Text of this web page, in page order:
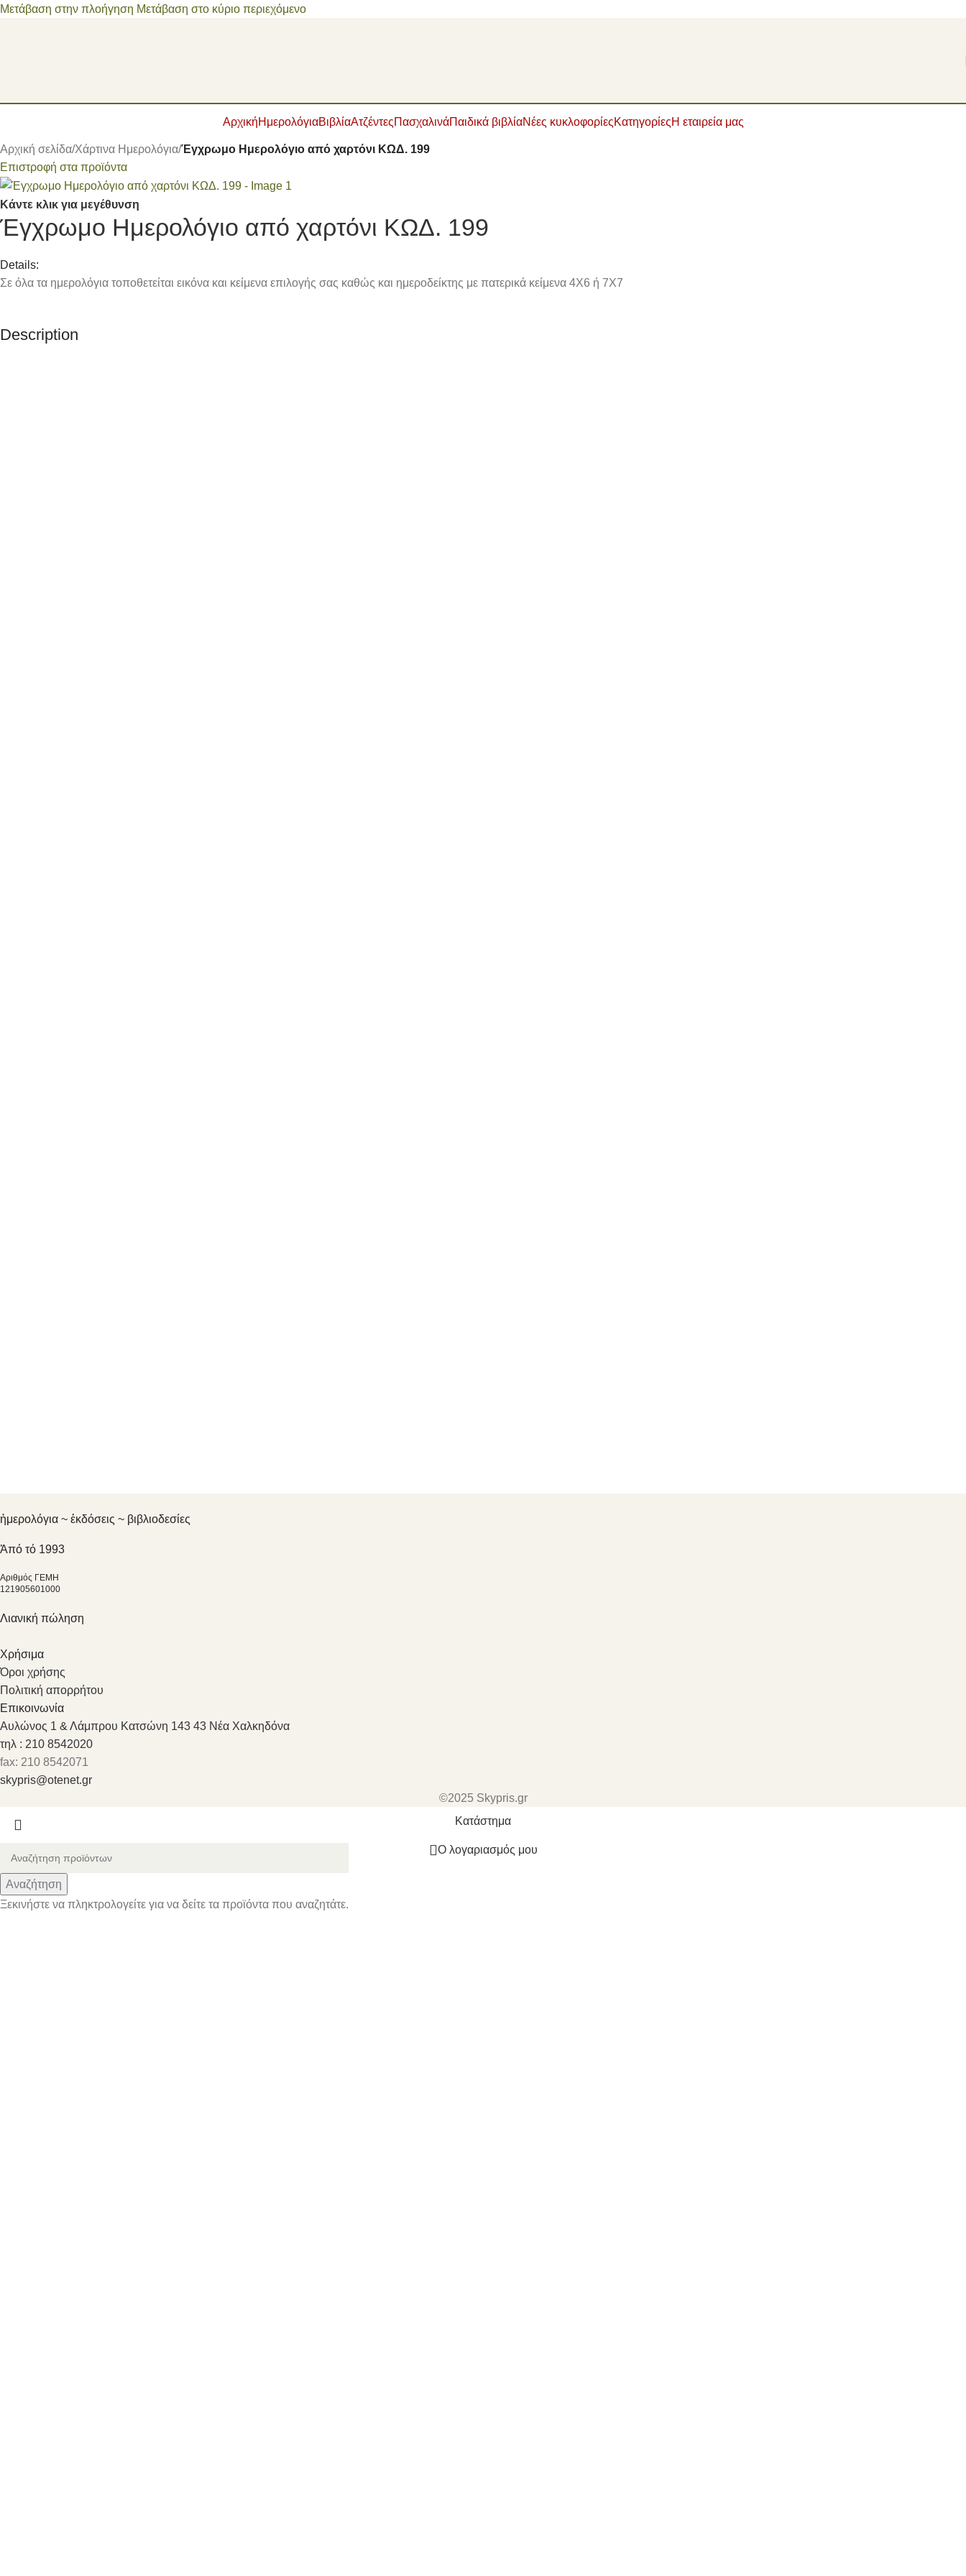
Μετάβαση στην πλοήγηση Μετάβαση στο κύριο περιεχόμενο
ΑρχικήΗμερολόγιαΒιβλίαΑτζέντεςΠασχαλινάΠαιδικά βιβλίαΝέες κυκλοφορίεςΚατηγορίεςΗ εταιρεία μας
Αρχική σελίδα/Χάρτινα Ημερολόγια/Έγχρωμο Ημερολόγιο από χαρτόνι ΚΩΔ. 199
Επιστροφή στα προϊόντα
Κάντε κλικ για μεγέθυνση
Έγχρωμο Ημερολόγιο από χαρτόνι ΚΩΔ. 199
Details:
Σε όλα τα ημερολόγια τοποθετείται εικόνα και κείμενα επιλογής σας καθώς και ημεροδείκτης με πατερικά κείμενα 4Χ6 ή 7Χ7
Description
ἡμερολόγια ~ ἐκδόσεις ~ βιβλιοδεσίες
Ἀπό τό 1993
Αριθμός ΓΕΜΗ
121905601000
Λιανική πώληση
Χρήσιμα
Όροι χρήσης
Πολιτική απορρήτου
Επικοινωνία
Αυλώνος 1 & Λάμπρου Κατσώνη 143 43 Νέα Χαλκηδόνα
τηλ : 210 8542020
fax: 210 8542071
skypris@otenet.gr
©2025 Skypris.gr
Αναζήτηση
Ξεκινήστε να πληκτρολογείτε για να δείτε τα προϊόντα που αναζητάτε.
Κατάστημα
Ο λογαριασμός μου